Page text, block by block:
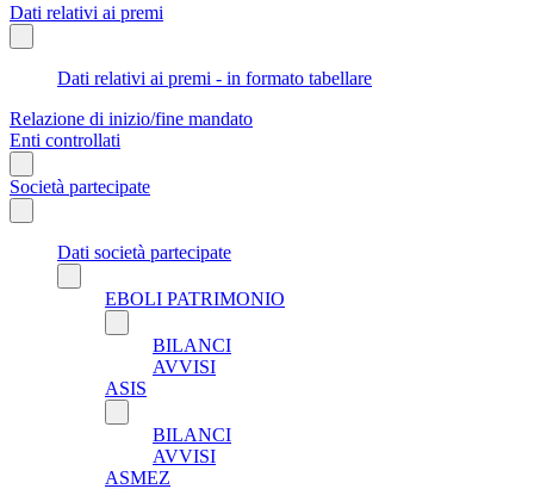
Dati relativi ai premi
Dati relativi ai premi - in formato tabellare
Relazione di inizio/fine mandato
Enti controllati
Società partecipate
Dati società partecipate
EBOLI PATRIMONIO
BILANCI
AVVISI
ASIS
BILANCI
AVVISI
ASMEZ